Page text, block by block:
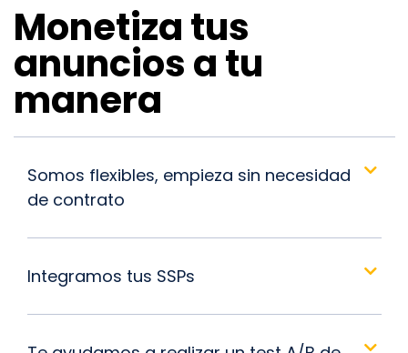
Monetiza tus
anuncios a tu
manera
Somos flexibles, empieza sin necesidad
de contrato
Integramos tus SSPs